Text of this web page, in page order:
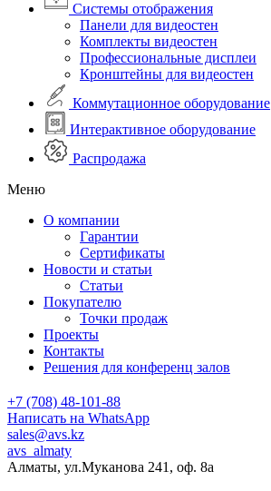
Системы отображения
Панели для видеостен
Комплекты видеостен
Профессиональные дисплеи
Кронштейны для видеостен
Коммутационное оборудование
Интерактивное оборудование
Распродажа
Меню
О компании
Гарантии
Сертификаты
Новости и статьи
Статьи
Покупателю
Точки продаж
Проекты
Контакты
Решения для конференц залов
+7 (708) 48-101-88
Написать на WhatsApp
sales@avs.kz
avs_almaty
Алматы, ул.Муканова 241, оф. 8а